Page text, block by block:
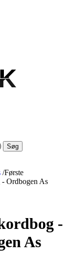
Søg
/Første
Ordbogen As
-
As